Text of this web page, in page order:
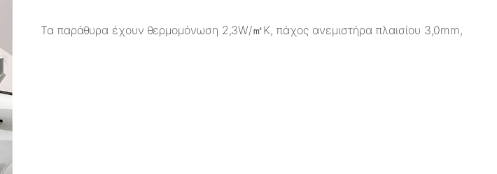
Τα παράθυρα έχουν θερμομόνωση 2,3W/㎡K, πάχος ανεμιστήρα πλαισίου 3,0mm,